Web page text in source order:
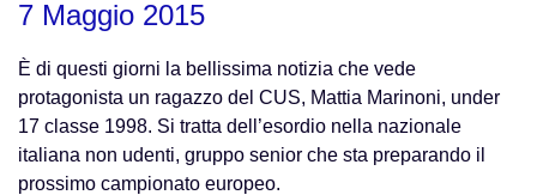
7 Maggio 2015
È di questi giorni la bellissima notizia che vede
protagonista un ragazzo del CUS, Mattia Marinoni, under
17 classe 1998. Si tratta dell’esordio nella nazionale
italiana non udenti, gruppo senior che sta preparando il
prossimo campionato europeo.